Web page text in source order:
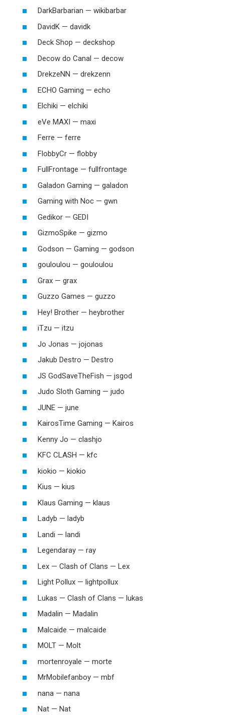
DarkBarbarian — wikibarbar
DavidK — davidk
Deck Shop — deckshop
Decow do Canal — decow
DrekzeNN — drekzenn
ECHO Gaming — echo
Elchiki — elchiki
eVe MAXI — maxi
Ferre — ferre
FlobbyCr — flobby
FullFrontage — fullfrontage
Galadon Gaming — galadon
Gaming with Noc — gwn
Gedikor — GEDI
GizmoSpike — gizmo
Godson — Gaming — godson
gouloulou — gouloulou
Grax — grax
Guzzo Games — guzzo
Hey! Brother — heybrother
iTzu — itzu
Jo Jonas — jojonas
Jakub Destro — Destro
JS GodSaveTheFish — jsgod
Judo Sloth Gaming — judo
JUNE — june
KairosTime Gaming — Kairos
Kenny Jo — clashjo
KFC CLASH — kfc
kiokio — kiokio
Kius — kius
Klaus Gaming — klaus
Ladyb — ladyb
Landi — landi
Legendaray — ray
Lex — Clash of Clans — Lex
Light Pollux — lightpollux
Lukas — Clash of Clans — lukas
Madalin — Madalin
Malcaide — malcaide
MOLT — Molt
mortenroyale — morte
MrMobilefanboy — mbf
nana — nana
Nat — Nat